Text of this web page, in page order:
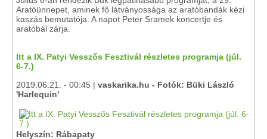
Aratóünnepet, aminek fő látványossága az aratóbandák kézi
kaszás bemutatója. A napot Peter Sramek koncertje és
aratóbál zárja.
Itt a IX. Patyi Vesszős Fesztivál részletes programja (júl.
6-7.)
2019.06.21. - 00:45 | vaskarika.hu - Fotók: Büki László
'Harlequin'
Helyszín: Rábapaty